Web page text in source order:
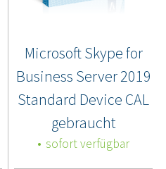
Microsoft Skype for
Business Server 2019
Standard Device CAL
gebraucht
sofort verfügbar